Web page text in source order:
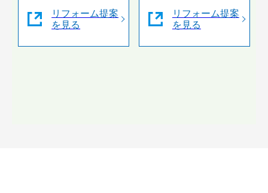
リフォーム提案
を見る
リフォーム提案
を見る